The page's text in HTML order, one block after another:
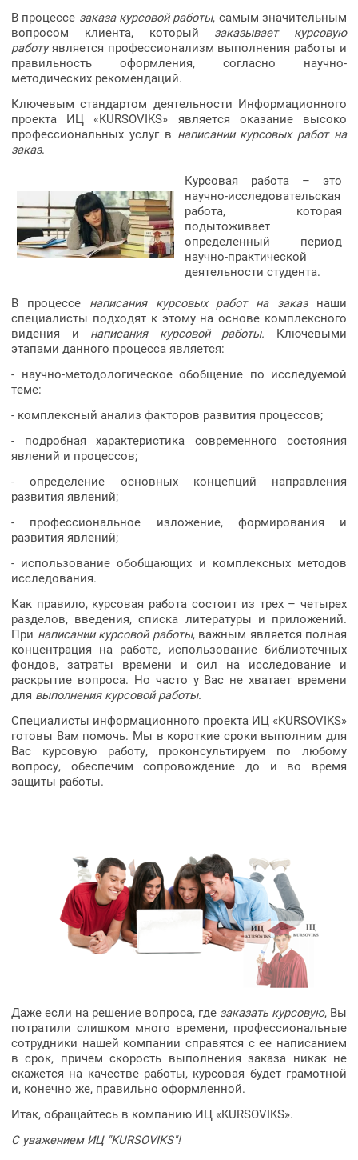
В процессе заказа курсовой работы, самым значительным
вопросом клиента, который заказывает курсовую
работуявляется профессионализм выполнения работы и
правильность оформления, согласно научно-
методических рекомендаций.
Ключевым стандартом деятельности Информационного
проекта ИЦ «KURSOVIKS» является оказание высоко
профессиональных услуг в написании курсовых работ на
заказ.
Курсовая работа – это
научно-исследовательская
работа, которая
подытоживает
определенный период
научно-практической
деятельности студента.
В процессе написания курсовых работ на заказнаши
специалисты подходят к этому на основе комплексного
видения и написания курсовой работы. Ключевыми
этапами данного процесса является:
- научно-методологическое обобщение по исследуемой
теме:
- комплексный анализ факторов развития процессов;
- подробная характеристика современного состояния
явлений и процессов;
- определение основных концепций направления
развития явлений;
- профессиональное изложение, формирования и
развития явлений;
- использование обобщающих и комплексных методов
исследования.
Как правило, курсовая работа состоит из трех – четырех
разделов, введения, списка литературы и приложений.
При написании курсовой работы, важным является полная
концентрация на работе, использование библиотечных
фондов, затраты времени и сил на исследование и
раскрытие вопроса. Но часто у Вас не хватает времени
для выполнения курсовой работы.
Специалисты информационного проекта ИЦ «KURSOVIKS»
готовы Вам помочь. Мы в короткие сроки выполним для
Вас курсовую работу, проконсультируем по любому
вопросу, обеспечим сопровождение до и во время
защиты работы.
Даже если на решение вопроса, где заказать курсовую, Вы
потратили слишком много времени, профессиональные
сотрудники нашей компании справятся с ее написанием
в срок, причем скорость выполнения заказа никак не
скажется на качестве работы, курсовая будет грамотной
и, конечно же, правильно оформленной.
Итак, обращайтесь в компанию ИЦ «KURSOVIKS».
С уважением ИЦ "KURSOVIKS"!